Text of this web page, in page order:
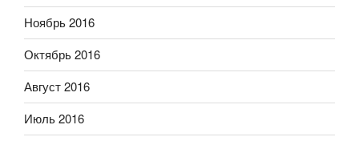
Ноябрь 2016
Октябрь 2016
Август 2016
Июль 2016